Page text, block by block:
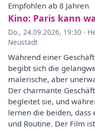
Empfohlen ab 8 Jahren
Kino: Paris kann
Do., 24.09.2026, 19:30 ·
Neustadt
Während einer
begibt sich die
malerische, aber
Der charmante
begleitet sie, und
lernen die beiden,
und Routine. Der Film